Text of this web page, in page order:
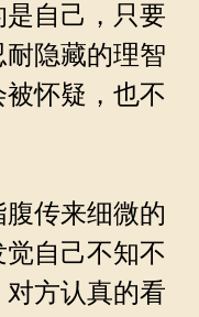
自己，只要
隐藏的理智
怀疑，也不
传来细微的
自己不知不
方认真的看